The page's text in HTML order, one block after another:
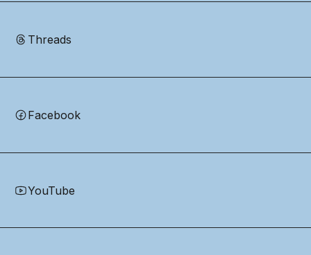
Threads
Facebook
YouTube